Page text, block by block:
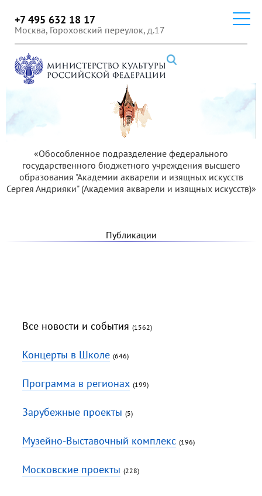
«Обособленное подразделение федерального
государственного бюджетного учреждения высшего
образования "Академии акварели и изящных искусств
Сергея Андрияки" (Академия акварели и изящных искусств)»
+7 495 632 18 17
Москва, Гороховский переулок, д.17
Публикации
Все новости и события (1562)
Концерты в Школе (646)
Программа в регионах (199)
Зарубежные проекты (5)
Музейно-Выставочный комплекс (196)
Московские проекты (228)